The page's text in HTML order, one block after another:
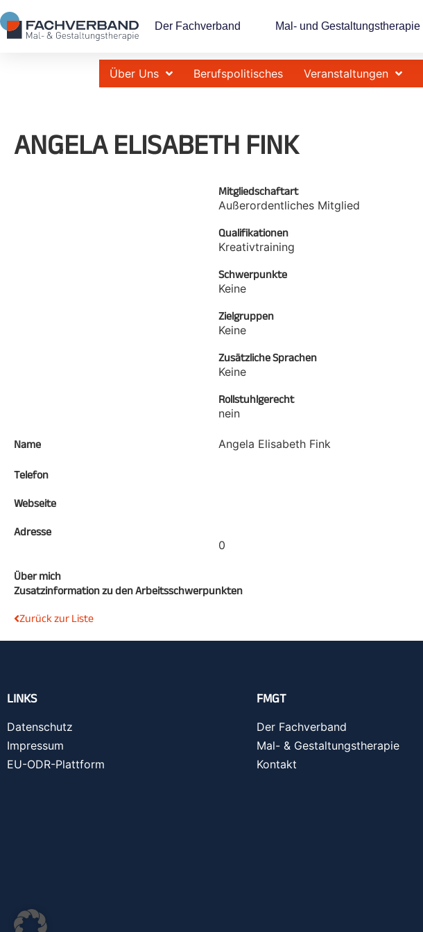
Der Fachverband Mal- und Gestaltungstherapie
Über Uns Berufspolitisches Veranstaltungen
ANGELA ELISABETH FINK
Mitgliedschaftart
Außerordentliches Mitglied
Qualifikationen
Kreativtraining
Schwerpunkte
Keine
Zielgruppen
Keine
Zusätzliche Sprachen
Keine
Rollstuhlgerecht
nein
Name Angela Elisabeth Fink
Telefon
Webseite
Adresse
0
Über mich
Zusatzinformation zu den Arbeitsschwerpunkten
Zurück zur Liste
LINKS
Datenschutz
Impressum
EU-ODR-Plattform
FMGT
Der Fachverband
Mal- & Gestaltungstherapie
Kontakt